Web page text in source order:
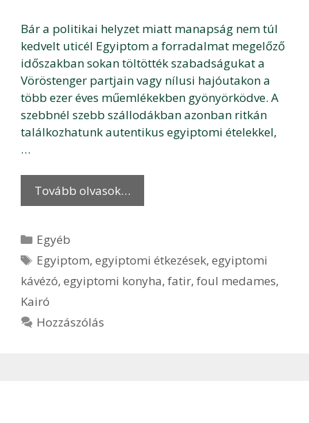
Bár a politikai helyzet miatt manapság nem túl
kedvelt uticél Egyiptom a forradalmat megelőző
időszakban sokan töltötték szabadságukat a
Vöröstenger partjain vagy nílusi hajóutakon a
több ezer éves műemlékekben gyönyörködve. A
szebbnél szebb szállodákban azonban ritkán
találkozhatunk autentikus egyiptomi ételekkel,
…
Tovább olvasok…
Kategória
Egyéb
Címkék
Egyiptom,egyiptomi étkezések,egyiptomi
kávézó, egyiptomi konyha, fatir, foul medames,
Kairó
Hozzászólás